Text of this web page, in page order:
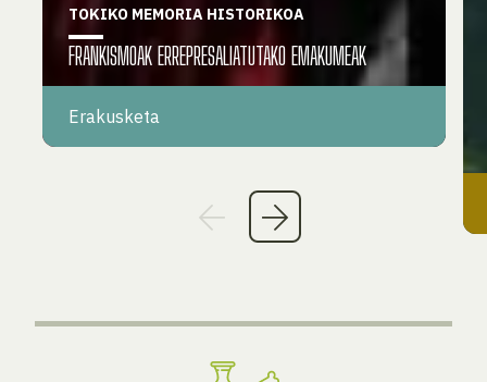
TOKIKO MEMORIA HISTORIKOA
FRANKISMOAK ERREPRESALIATUTAKO EMAKUMEAK
Erakusketa